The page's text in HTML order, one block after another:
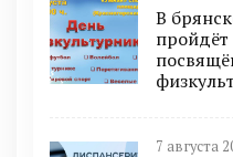
В
7 августа